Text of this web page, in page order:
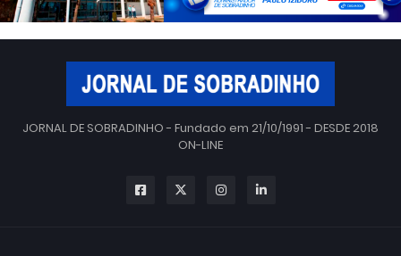
JORNAL DE SOBRADINHO - Fundado em 21/10/1991 - DESDE 2018
ON-LINE